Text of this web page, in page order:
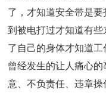
了，才知道安全带是
到被电打过才知道有些
了自己的身体才知道
曾经发生的让人痛心
意、不负责任、违章